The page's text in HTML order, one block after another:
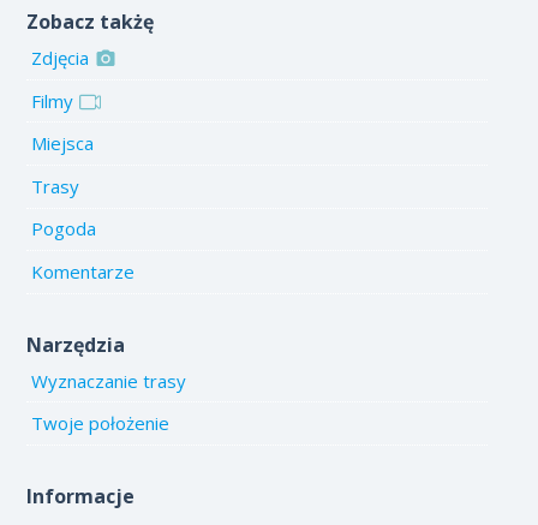
Zobacz takżę
Zdjęcia
Filmy
Miejsca
Trasy
Pogoda
Komentarze
Narzędzia
Wyznaczanie trasy
Twoje położenie
Informacje